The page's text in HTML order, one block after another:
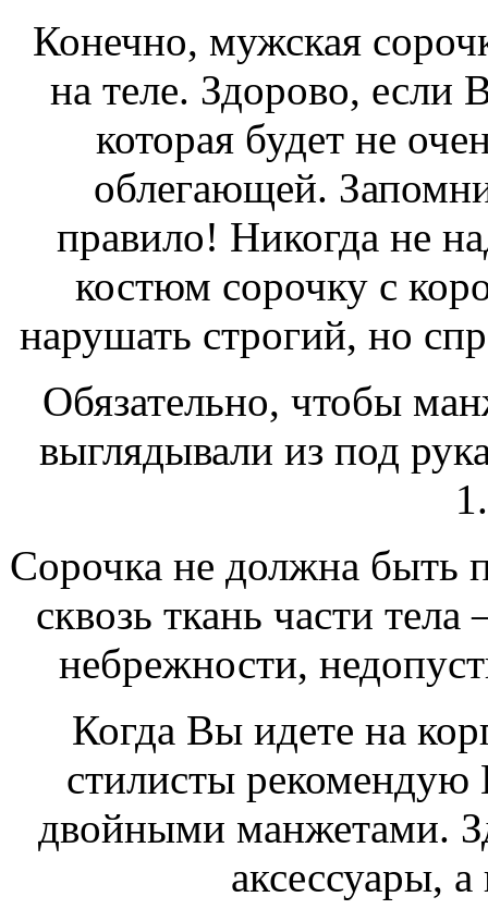
Конечно, мужская
на теле. Здорово, если
которая будет не
облегающей.
правило! Никогда не
костюм сорочку с
нарушать строгий, но
Обязательно, чтобы
выглядывали из под
Сорочка не должна быть
сквозь ткань части
небрежности,
Когда Вы идете на
стилисты рекомендую
двойными манжетами.
аксессуары,